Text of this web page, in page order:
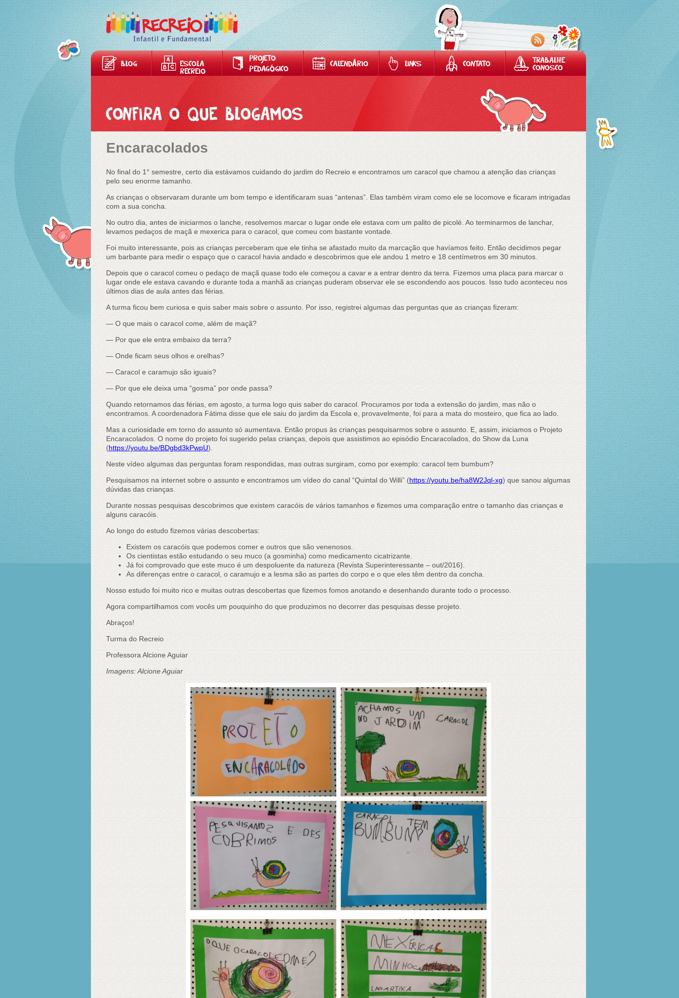
BLOG ESCOLA
RECREIO
PROJETO
PEDAGÓGICO CALENDÁRIO LINKS CONTATO TRABALHE
CONOSCO
Encaracolados
No final do 1° semestre, certo dia estávamos cuidando do jardim do Recreio e encontramos um caracol que chamou a atenção das crianças
pelo seu enorme tamanho.
As crianças o observaram durante um bom tempo e identificaram suas “antenas”. Elas também viram como ele se locomove e ficaram intrigadas
com a sua concha.
No outro dia, antes de iniciarmos o lanche, resolvemos marcar o lugar onde ele estava com um palito de picolé. Ao terminarmos de lanchar,
levamos pedaços de maçã e mexerica para o caracol, que comeu com bastante vontade.
Foi muito interessante, pois as crianças perceberam que ele tinha se afastado muito da marcação que havíamos feito. Então decidimos pegar
um barbante para medir o espaço que o caracol havia andado e descobrimos que ele andou 1 metro e 18 centímetros em 30 minutos.
Depois que o caracol comeu o pedaço de maçã quase todo ele começou a cavar e a entrar dentro da terra. Fizemos uma placa para marcar o
lugar onde ele estava cavando e durante toda a manhã as crianças puderam observar ele se escondendo aos poucos. Isso tudo aconteceu nos
últimos dias de aula antes das férias.
A turma ficou bem curiosa e quis saber mais sobre o assunto. Por isso, registrei algumas das perguntas que as crianças fizeram:
— O que mais o caracol come, além de maçã?
— Por que ele entra embaixo da terra?
— Onde ficam seus olhos e orelhas?
— Caracol e caramujo são iguais?
— Por que ele deixa uma “gosma” por onde passa?
Quando retornamos das férias, em agosto, a turma logo quis saber do caracol. Procuramos por toda a extensão do jardim, mas não o
encontramos. A coordenadora Fátima disse que ele saiu do jardim da Escola e, provavelmente, foi para a mata do mosteiro, que fica ao lado.
Mas a curiosidade em torno do assunto só aumentava. Então propus às crianças pesquisarmos sobre o assunto. E, assim, iniciamos o Projeto
Encaracolados. O nome do projeto foi sugerido pelas crianças, depois que assistimos ao episódio Encaracolados, do Show da Luna
(https://youtu.be/BDgbd3kPwpU).
Neste vídeo algumas das perguntas foram respondidas, mas outras surgiram, como por exemplo: caracol tem bumbum?
Pesquisamos na internet sobre o assunto e encontramos um vídeo do canal “Quintal do Willi” (https://youtu.be/ha8W2Jql-xg) que sanou algumas
dúvidas das crianças.
Durante nossas pesquisas descobrimos que existem caracóis de vários tamanhos e fizemos uma comparação entre o tamanho das crianças e
alguns caracóis.
Ao longo do estudo fizemos várias descobertas:
Existem os caracóis que podemos comer e outros que são venenosos.
Os cientistas estão estudando o seu muco (a gosminha) como medicamento cicatrizante.
Já foi comprovado que este muco é um despoluente da natureza (Revista Superinteressante – out/2016).
As diferenças entre o caracol, o caramujo e a lesma são as partes do corpo e o que eles têm dentro da concha.
Nosso estudo foi muito rico e muitas outras descobertas que fizemos fomos anotando e desenhando durante todo o processo.
Agora compartilhamos com vocês um pouquinho do que produzimos no decorrer das pesquisas desse projeto.
Abraços!
Turma do Recreio
Professora Alcione Aguiar
Imagens: Alcione Aguiar